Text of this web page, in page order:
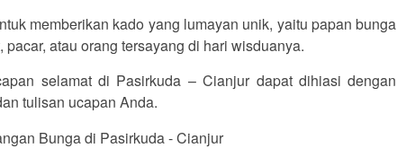
memberikan kado yang lumayan unik, yaitu papan bunga
pacar, atau orang tersayang di hari wisduanya.
selamat di Pasirkuda – Cianjur dapat dihiasi dengan
tulisan ucapan Anda.